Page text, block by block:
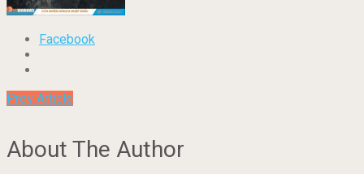
Facebook
Prev Article
About The Author